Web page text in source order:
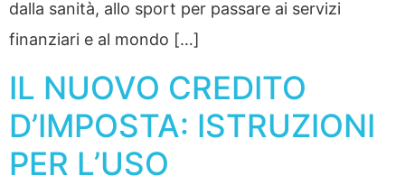
dalla sanità, allo sport per passare ai servizi
finanziari e al mondo […]
IL NUOVO CREDITO
D’IMPOSTA: ISTRUZIONI
PER L’USO